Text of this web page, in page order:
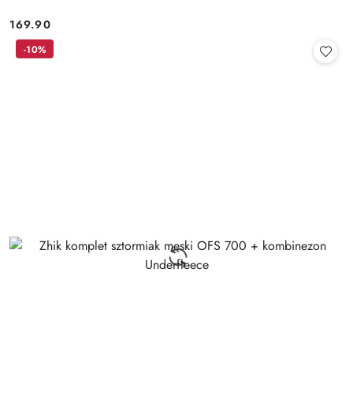
Cena:
169.90
-10%